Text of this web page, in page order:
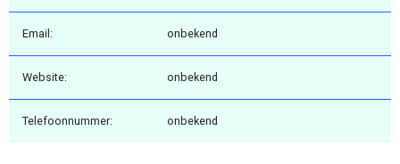
Email: onbekend
Website: onbekend
Telefoonnummer: onbekend